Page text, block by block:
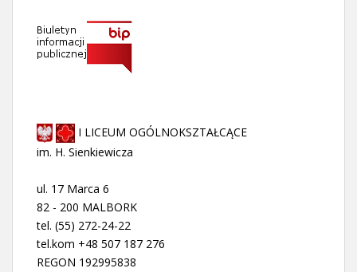
I LICEUM OGÓLNOKSZTAŁCĄCE
im. H. Sienkiewicza
ul. 17 Marca 6
82 - 200 MALBORK
tel. (55) 272-24-22
tel.kom +48 507 187 276
REGON 192995838